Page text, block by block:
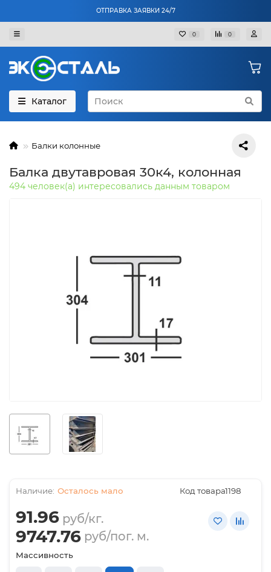
ОТПРАВКА ЗАЯВКИ 24/7
0 0
Каталог
Балки колонные
Балка двутавровая 30к4, колонная
494 человек(а) интересовались данным товаром
Осталось мало Код товара:1198
91.96 руб/кг.
9747.76 руб/пог. м.
Массивность